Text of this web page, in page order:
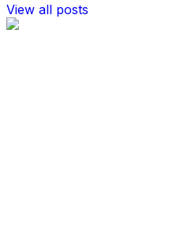
View all posts